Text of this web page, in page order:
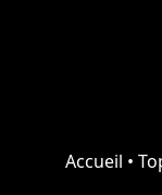
Accueil •